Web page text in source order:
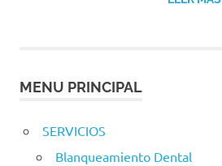
MENU PRINCIPAL
SERVICIOS
Blanqueamiento Dental